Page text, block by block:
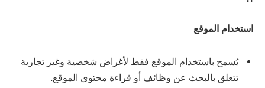
استخدام الموقع
يُسمح باستخدام الموقع فقط لأغراض شخصية وغير تجارية
تتعلق بالبحث عن وظائف أو قراءة محتوى الموقع.